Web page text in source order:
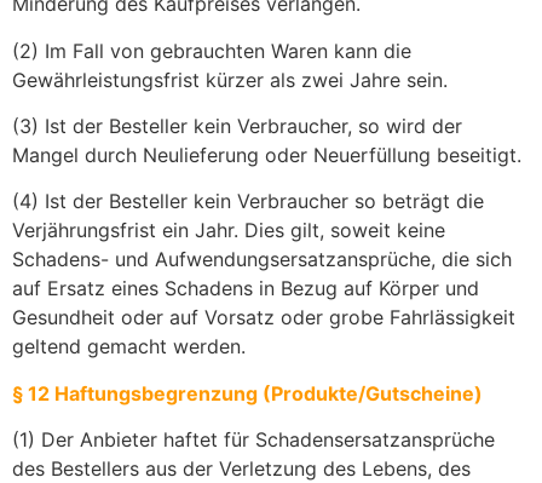
(2) Im Fall von gebrauchten Waren kann die
Gewährleistungsfrist kürzer als zwei Jahre sein.
(3) Ist der Besteller kein Verbraucher, so wird der
Mangel durch Neulieferung oder Neuerfüllung beseitigt.
(4) Ist der Besteller kein Verbraucher so beträgt die
Verjährungsfrist ein Jahr. Dies gilt, soweit keine
Schadens- und Aufwendungsersatzansprüche, die sich
auf Ersatz eines Schadens in Bezug auf Körper und
Gesundheit oder auf Vorsatz oder grobe Fahrlässigkeit
geltend gemacht werden.
§ 12 Haftungsbegrenzung (Produkte/Gutscheine)
(1) Der Anbieter haftet für Schadensersatzansprüche
des Bestellers aus der Verletzung des Lebens, des